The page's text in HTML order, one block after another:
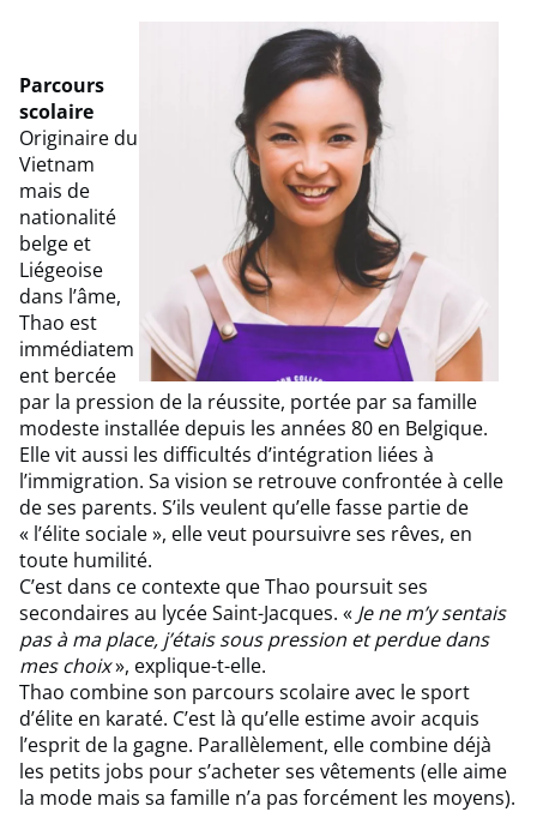
Parcours
scolaire
Originaire du
Vietnam
mais de
nationalité
belge et
Liégeoise
dans l’âme,
Thao est
immédiatem
ent bercée
par la pression de la réussite, portée par sa famille
modeste installée depuis les années 80 en Belgique.
Elle vit aussi les difficultés d’intégration liées à
l’immigration. Sa vision se retrouve confrontée à celle
de ses parents. S’ils veulent qu’elle fasse partie de
« l’élite sociale », elle veut poursuivre ses rêves, en
toute humilité.
C’est dans ce contexte que Thao poursuit ses
secondaires au lycée Saint-Jacques. « Je ne m’y sentais
pas à ma place, j’étais sous pression et perdue dans
mes choix», explique-t-elle.
Thao combine son parcours scolaire avec le sport
d’élite en karaté. C’est là qu’elle estime avoir acquis
l’esprit de la gagne. Parallèlement, elle combine déjà
les petits jobs pour s’acheter ses vêtements (elle aime
la mode mais sa famille n’a pas forcément les moyens).